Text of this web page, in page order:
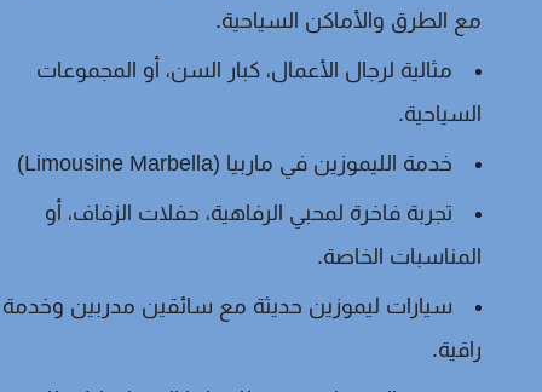
مع الطرق والأماكن السياحية.
مثالية لرجال الأعمال، كبار السن، أو المجموعات
السياحية.
خدمة الليموزين في ماربيا (Limousine Marbella)
تجربة فاخرة لمحبي الرفاهية، حفلات الزفاف، أو
المناسبات الخاصة.
سيارات ليموزين حديثة مع سائقين مدربين وخدمة
راقية.